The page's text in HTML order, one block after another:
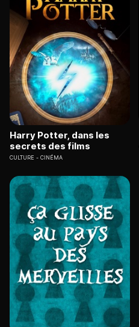
Harry Potter, dans les
secrets des films
CULTURE CINÉMA